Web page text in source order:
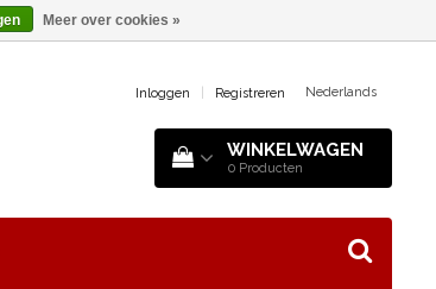
Inloggen Registreren Nederlands
WINKELWAGEN
0 Producten
Meer over cookies »